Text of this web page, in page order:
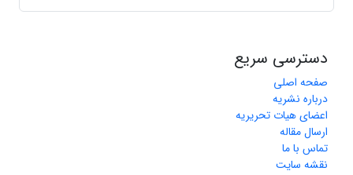
دسترسی سریع
صفحه اصلی
درباره نشریه
اعضای هیات تحریریه
ارسال مقاله
تماس با ما
نقشه سایت